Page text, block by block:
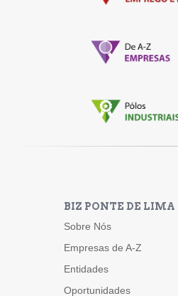
BIZ PONTE DE LIMA
Sobre Nós
Empresas de A-Z
Entidades
Oportunidades